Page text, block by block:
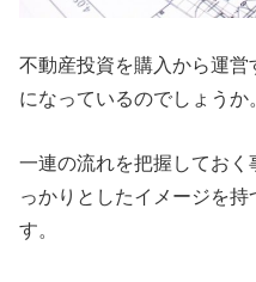
不動産投資を購入から運営
になっているのでしょうか
一連の流れを把握してお
っかりとしたイメージを
す。